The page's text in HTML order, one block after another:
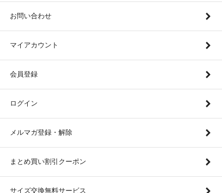
お問い合わせ
マイアカウント
会員登録
ログイン
メルマガ登録・解除
まとめ買い割引クーポン
サイズ交換無料サービス